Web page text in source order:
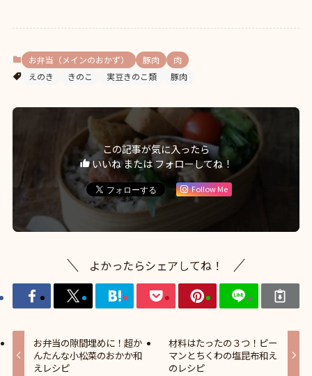
お弁当（メインのおかず） 豚肉
肉
えのき
きのこ 実豆きのこ類 豚肉
この記事が気に入ったら
いいね または フォローしてね！
Follow Me
よかったらシェアしてね！
お弁当の隙間埋めに！超か
んたんな小松菜のおかか和
えレシピ
材料はたったの３つ！ピー
マンとちくわの塩昆布和え
のレシピ